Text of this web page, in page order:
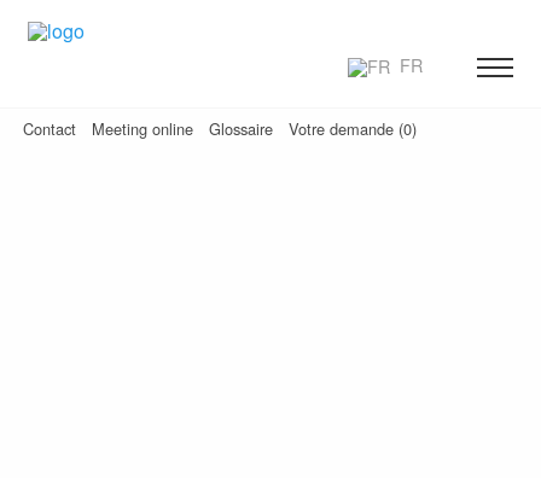
FR
Contact Meeting online Glossaire Votre demande (0)